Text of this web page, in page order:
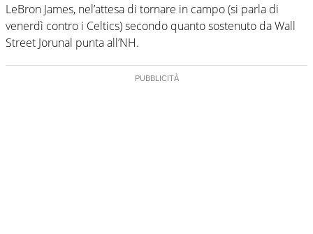
LeBron James, nel’attesa di tornare in campo (si parla di
venerdì contro i Celtics) secondo quanto sostenuto da Wall
Street Jorunal punta all’NH.